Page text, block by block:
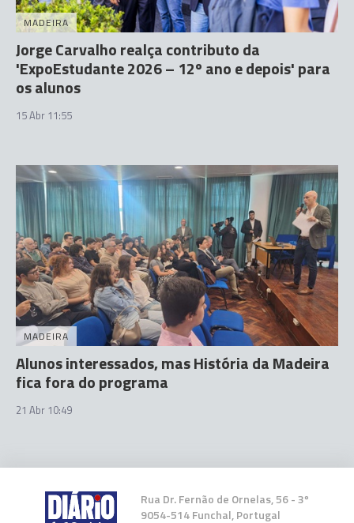
MADEIRA
Jorge Carvalho realça contributo da
'ExpoEstudante 2026 – 12º ano e depois' para
os alunos
15 Abr 11:55
MADEIRA
Alunos interessados, mas História da Madeira
fica fora do programa
21 Abr 10:49
Rua Dr. Fernão de Ornelas, 56 - 3º
9054-514 Funchal, Portugal